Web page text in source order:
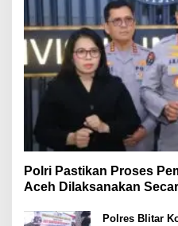
Polri Pastikan Proses
Aceh Dilaksanakan
Polres Blitar